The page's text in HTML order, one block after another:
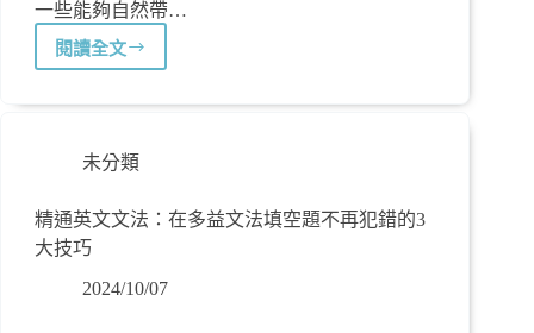
一些能夠自然帶…
閱讀全文
未分類
精通英文文法：在多益文法填空題不再犯錯的3
大技巧
2024/10/07